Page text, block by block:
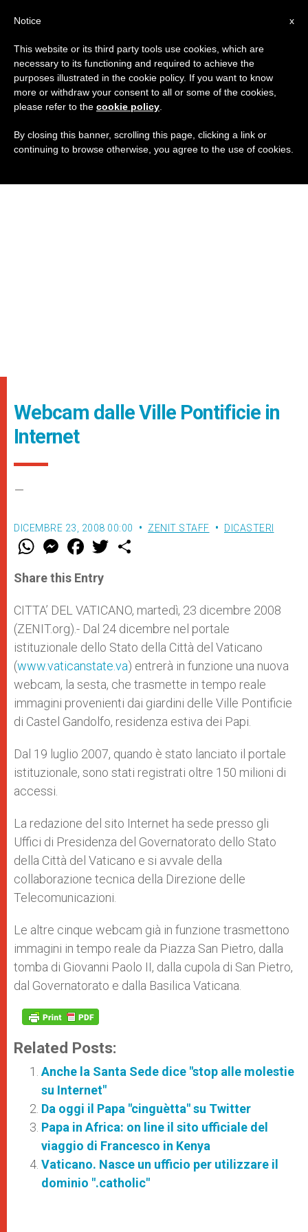
Webcam dalle Ville Pontificie in
Internet
–
DICEMBRE 23, 2008 00:00 ZENIT STAFF DICASTERI
W
t
s
p
p
M
e
s
e
g
e
r
F
a
e
b
o
k
w
r
Share this Entry
CITTA’ DEL VATICANO, martedì, 23 dicembre 2008
(ZENIT.org).- Dal 24 dicembre nel portale
istituzionale dello Stato della Città del Vaticano
(www.vaticanstate.va) entrerà in funzione una nuova
webcam, la sesta, che trasmette in tempo reale
immagini provenienti dai giardini delle Ville Pontificie
di Castel Gandolfo, residenza estiva dei Papi.
Dal 19 luglio 2007, quando è stato lanciato il portale
istituzionale, sono stati registrati oltre 150 milioni di
accessi.
La redazione del sito Internet ha sede presso gli
Uffici di Presidenza del Governatorato dello Stato
della Città del Vaticano e si avvale della
collaborazione tecnica della Direzione delle
Telecomunicazioni.
Le altre cinque webcam già in funzione trasmettono
immagini in tempo reale da Piazza San Pietro, dalla
tomba di Giovanni Paolo II, dalla cupola di San Pietro,
dal Governatorato e dalla Basilica Vaticana.
Related Posts:
Anche la Santa Sede dice "stop alle molestie
su Internet"
Da oggi il Papa "cinguètta" su Twitter
Papa in Africa: on line il sito ufficiale del
viaggio di Francesco in Kenya
Vaticano. Nasce un ufficio per utilizzare il
dominio ".catholic"
x
Notice
This website or its third party tools use cookies, which are
necessary to its functioning and required to achieve the
purposes illustrated in the cookie policy. If you want to know
more or withdraw your consent to all or some of the cookies,
please refer to the cookie policy
By closing this banner, scrolling this page, clicking a link or
continuing to browse otherwise, you agree to the use of cookies.